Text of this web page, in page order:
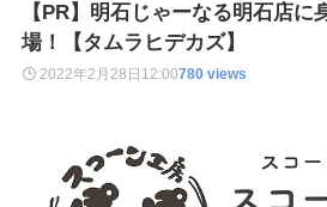
【PR】明石じゃーなる明石店に
場！【タムラヒデカズ】
2022年2月28日 12:00780 views